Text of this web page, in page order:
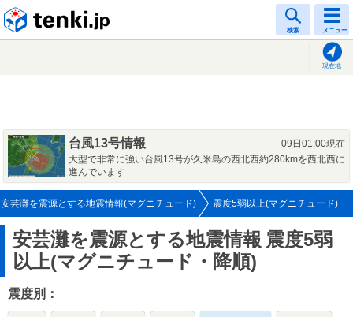
検索 メニュー
現在地
台風13号情報
09日01:00現在
大型で非常に強い台風13号が久米島の西北西約280kmを西北西に
進んでいます
安芸灘を震源とする地震情報(マグニチュード) 震度5弱以上(マグニチュード)
安芸灘を震源とする地震情報 震度5弱
以上(マグニチュード・降順)
震度別：